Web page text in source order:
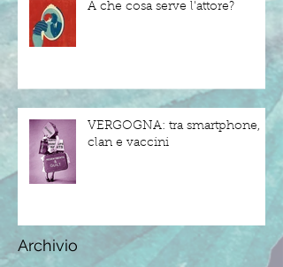
A che cosa serve l'attore?
VERGOGNA: tra smartphone,
clan e vaccini
Archivio